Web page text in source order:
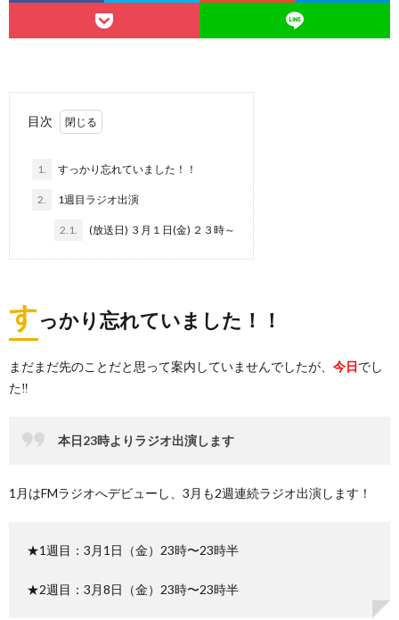
目次
1. すっかり忘れていました！！
2. 1週目ラジオ出演
2.1. (放送日) ３月１日(金) ２３時～
すっかり忘れていました！！
まだまだ先のことだと思って案内していませんでしたが、 今日でし
た‼️
本日23時よりラジオ出演します
1月はFMラジオへデビューし、3月も2週連続ラジオ出演します！
★1週目：3月1日（金）23時〜23時半
★2週目：3月8日（金）23時〜23時半